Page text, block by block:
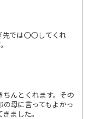
では〇〇してくれ
んとくれます。その
母に言ってもよかっ
ました。